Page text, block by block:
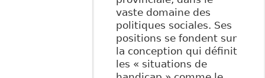
vaste domaine des
politiques sociales. Ses
positions se fondent sur
la conception qui définit
les « situations de